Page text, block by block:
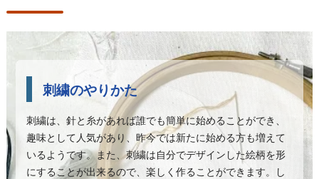
刺繍のやりかた
刺繍は、針と糸があれば誰でも簡単に始めることができ、
趣味として人気があり、昨今では新たに始める方も増えて
いるようです。また、刺繍は自分でデザインした絵柄を形
にすることが出来るので、楽しく作ることができます。し